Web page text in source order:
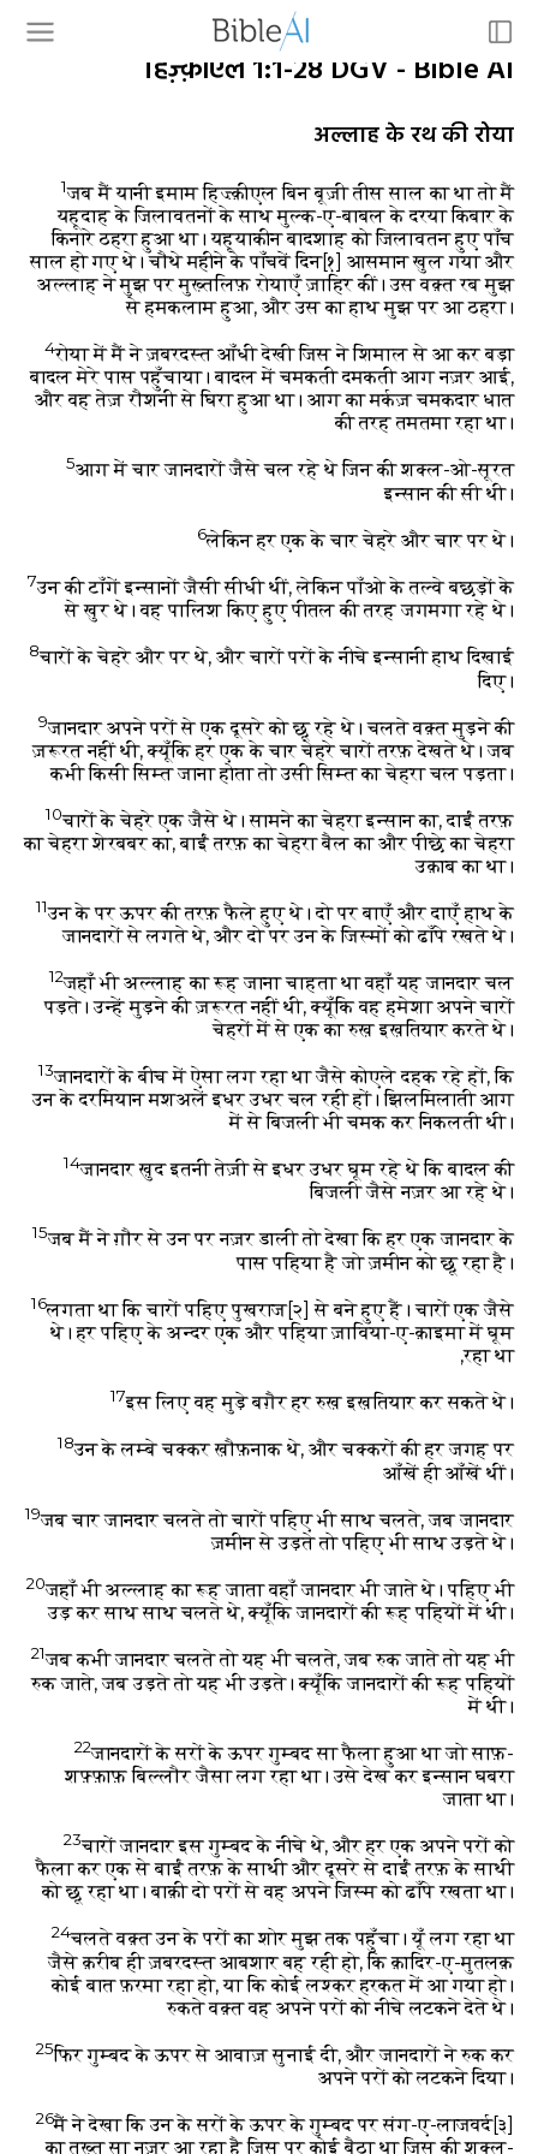
हिज़्क़ीएल 1:1-28 DGV - Bible AI
अल्लाह के रथ की रोया
1जब मैं यानी इमाम हिज़्क़ीएल बिन बूज़ी तीस साल का था तो मैं
यहूदाह के जिलावतनों के साथ मुल्क-ए-बाबल के दरया किबार के
किनारे ठहरा हुआ था। यहूयाकीन बादशाह को जिलावतन हुए पाँच
साल हो गए थे। चौथे महीने के पाँचवें दिन[१] आसमान खुल गया और
अल्लाह ने मुझ पर मुख़्तलिफ़ रोयाएँ ज़ाहिर कीं। उस वक़्त रब मुझ
से हमकलाम हुआ, और उस का हाथ मुझ पर आ ठहरा।
4रोया में मैं ने ज़बरदस्त आँधी देखी जिस ने शिमाल से आ कर बड़ा
बादल मेरे पास पहुँचाया। बादल में चमकती दमकती आग नज़र आई,
और वह तेज़ रौशनी से घिरा हुआ था। आग का मर्कज़ चमकदार धात
की तरह तमतमा रहा था।
5आग में चार जानदारों जैसे चल रहे थे जिन की शक्ल-ओ-सूरत
इन्सान की सी थी।
6लेकिन हर एक के चार चेहरे और चार पर थे।
7उन की टाँगें इन्सानों जैसी सीधी थीं, लेकिन पाँओ के तल्वे बछड़ों के
से खुर थे। वह पालिश किए हुए पीतल की तरह जगमगा रहे थे।
8चारों के चेहरे और पर थे, और चारों परों के नीचे इन्सानी हाथ दिखाई
दिए।
9जानदार अपने परों से एक दूसरे को छू रहे थे। चलते वक़्त मुड़ने की
ज़रूरत नहीं थी, क्यूँकि हर एक के चार चेहरे चारों तरफ़ देखते थे। जब
कभी किसी सिम्त जाना होता तो उसी सिम्त का चेहरा चल पड़ता।
10चारों के चेहरे एक जैसे थे। सामने का चेहरा इन्सान का, दाईं तरफ़
का चेहरा शेरबबर का, बाईं तरफ़ का चेहरा बैल का और पीछे का चेहरा
उक़ाब का था।
11उन के पर ऊपर की तरफ़ फैले हुए थे। दो पर बाएँ और दाएँ हाथ के
जानदारों से लगते थे, और दो पर उन के जिस्मों को ढाँपे रखते थे।
12जहाँ भी अल्लाह का रूह जाना चाहता था वहाँ यह जानदार चल
पड़ते। उन्हें मुड़ने की ज़रूरत नहीं थी, क्यूँकि वह हमेशा अपने चारों
चेहरों में से एक का रुख़ इख़तियार करते थे।
13जानदारों के बीच में ऐसा लग रहा था जैसे कोएले दहक रहे हों, कि
उन के दरमियान मशअलें इधर उधर चल रही हों। झिलमिलाती आग
में से बिजली भी चमक कर निकलती थी।
14जानदार ख़ुद इतनी तेज़ी से इधर उधर घूम रहे थे कि बादल की
बिजली जैसे नज़र आ रहे थे।
15जब मैं ने ग़ौर से उन पर नज़र डाली तो देखा कि हर एक जानदार के
पास पहिया है जो ज़मीन को छू रहा है।
16लगता था कि चारों पहिए पुखराज[२] से बने हुए हैं। चारों एक जैसे
थे। हर पहिए के अन्दर एक और पहिया ज़ाविया-ए-क़ाइमा में घूम
रहा था,
17इस लिए वह मुड़े बग़ैर हर रुख़ इख़तियार कर सकते थे।
18उन के लम्बे चक्कर ख़ौफ़नाक थे, और चक्करों की हर जगह पर
आँखें ही आँखें थीं।
19जब चार जानदार चलते तो चारों पहिए भी साथ चलते, जब जानदार
ज़मीन से उड़ते तो पहिए भी साथ उड़ते थे।
20जहाँ भी अल्लाह का रूह जाता वहाँ जानदार भी जाते थे। पहिए भी
उड़ कर साथ साथ चलते थे, क्यूँकि जानदारों की रूह पहियों में थी।
21जब कभी जानदार चलते तो यह भी चलते, जब रुक जाते तो यह भी
रुक जाते, जब उड़ते तो यह भी उड़ते। क्यूँकि जानदारों की रूह पहियों
में थी।
22जानदारों के सरों के ऊपर गुम्बद सा फैला हुआ था जो साफ़-
शफ़्फ़ाफ़ बिल्लौर जैसा लग रहा था। उसे देख कर इन्सान घबरा
जाता था।
23चारों जानदार इस गुम्बद के नीचे थे, और हर एक अपने परों को
फैला कर एक से बाईं तरफ़ के साथी और दूसरे से दाईं तरफ़ के साथी
को छू रहा था। बाक़ी दो परों से वह अपने जिस्म को ढाँपे रखता था।
24चलते वक़्त उन के परों का शोर मुझ तक पहुँचा। यूँ लग रहा था
जैसे क़रीब ही ज़बरदस्त आबशार बह रही हो, कि क़ादिर-ए-मुतलक़
कोई बात फ़रमा रहा हो, या कि कोई लश्कर हरकत में आ गया हो।
रुकते वक़्त वह अपने परों को नीचे लटकने देते थे।
25फिर गुम्बद के ऊपर से आवाज़ सुनाई दी, और जानदारों ने रुक कर
अपने परों को लटकने दिया।
26मैं ने देखा कि उन के सरों के ऊपर के गुम्बद पर संग-ए-लाजवर्द[३]
का तख़्त सा नज़र आ रहा है जिस पर कोई बैठा था जिस की शक्ल-